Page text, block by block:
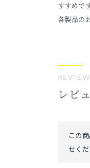
すすめです
各製品の
REVIEW
レビ